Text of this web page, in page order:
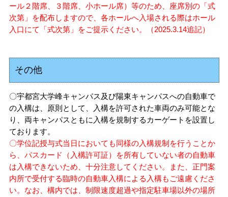
学生寮
科目等履修生・研究生の募集案内
入学ガイド
課外活動
学割・通学定期乗車券
学生生活における事故の補償（学研災）
学生寮
福利厚生施設
学生表彰
ボランティア活動
農学部峰ヶ丘同窓会
本学職員への兼業依頼について
入札関連情報
職員募集のご案内
教員に関する情報
キャリアセンター（求人申込・就職情報）
履修証明プログラム
ール２階席、３階席、小ホール席）等のため、座席別の「式
次第」を配布しますので、各ホールへ入場される際はホール
入口にて「式次第」をご提示ください。（2025.3.14追記）
その他
〇宇都宮大学峰キャンパス及び陽東キャンパスへの自動車で
の入構は、原則として、入構を許可された車両のみ可能とな
り、両キャンパスともに入構を規制するカーゲートを設置し
ております。
〇学位記授与式当日においても同様の入構規制を行うことか
ら、パスカード（入構許可証）を所有していない者の自動車
は入構できないため、十分注意してください。また、正門案
内所で受付する臨時の自動車入構による入構もご遠慮くださ
い。なお、構内では、制限速度超過や指定駐車場以外の場所